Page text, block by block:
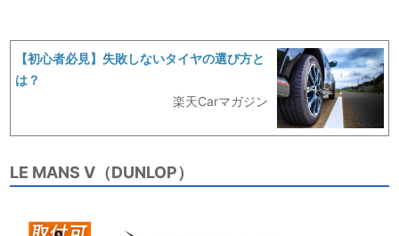
【初心者必見】失敗しないタイヤの選び方と
は？
楽天Carマガジン
LE MANS V（DUNLOP）